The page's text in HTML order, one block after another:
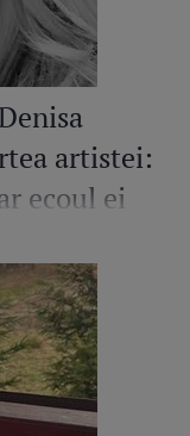
artistei:
ecoul ei